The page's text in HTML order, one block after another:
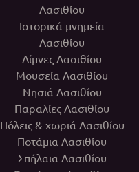
Λασιθίου
Ιστορικά μνημεία
Λασιθίου
Λίμνες Λασιθίου
Μουσεία Λασιθίου
Νησιά Λασιθίου
Παραλίες Λασιθίου
Πόλεις & χωριά Λασιθίου
Ποτάμια Λασιθίου
Σπήλαια Λασιθίου